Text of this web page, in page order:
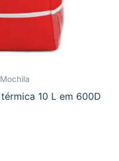
Mochila
10 L em 600D